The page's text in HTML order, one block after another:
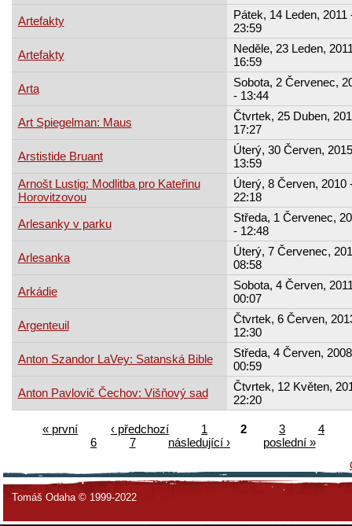
Artefakty
Pátek, 14 Leden, 2011
23:59
Artefakty
Neděle, 23 Leden,
16:59
Arta
Sobota, 2 Červenec,
- 13:44
Art Spiegelman: Maus
Čtvrtek, 25 Duben,
17:27
Arstistide Bruant
Úterý, 30 Červen,
13:59
Arnošt Lustig: Modlitba pro Kateřinu
Horovitzovou
Úterý, 8 Červen, 2010
22:18
Arlesanky v parku
Středa, 1 Červenec,
- 12:48
Arlesanka
Úterý, 7 Červenec,
08:58
Arkádie
Sobota, 4 Červen,
00:07
Argenteuil
Čtvrtek, 6 Červen,
12:30
Anton Szandor LaVey: Satanská Bible
Středa, 4 Červen,
00:59
Anton Pavlovič Čechov: Višňový sad
Čtvrtek, 12 Květen,
22:20
« první ‹ předchozí 1 2 3
4
6
7 následující ›
poslední »
Tomáš Odaha © 1999-2022